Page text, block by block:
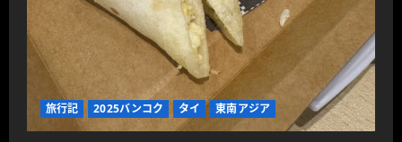
旅行記 2025バンコク タイ 東南アジア